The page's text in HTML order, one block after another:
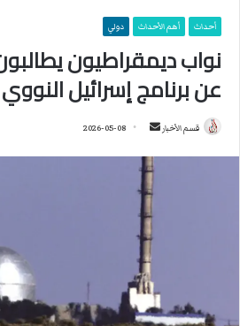
أحداث أهم الأحداث دولي
نواب ديمقراطيون
عن برنامج إسرائيل النووي
قسم الأخبار
س
ل
ب
ر
ي
د
ا
إ
2026-05-08